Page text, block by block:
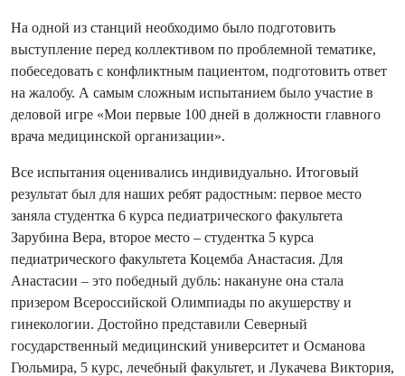
На одной из станций необходимо было подготовить
выступление перед коллективом по проблемной тематике,
побеседовать с конфликтным пациентом, подготовить ответ
на жалобу. А самым сложным испытанием было участие в
деловой игре «Мои первые 100 дней в должности главного
врача медицинской организации».
Все испытания оценивались индивидуально. Итоговый
результат был для наших ребят радостным: первое место
заняла студентка 6 курса педиатрического факультета
Зарубина Вера, второе место – студентка 5 курса
педиатрического факультета Коцемба Анастасия. Для
Анастасии – это победный дубль: накануне она стала
призером Всероссийской Олимпиады по акушерству и
гинекологии. Достойно представили Северный
государственный медицинский университет и Османова
Гюльмира, 5 курс, лечебный факультет, и Лукачева Виктория,